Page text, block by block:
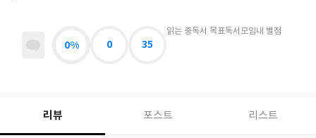
읽는 중독서 목표
0%
독서모임
0
내 별점
35
리뷰 포스트 리스트